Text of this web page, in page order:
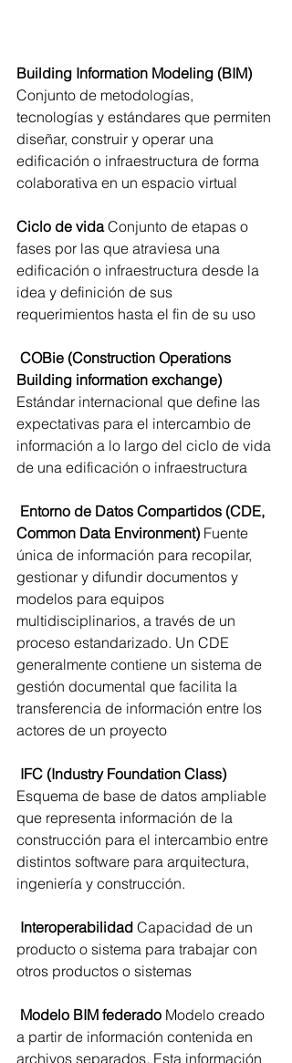
Building Information Modeling (BIM)
Conjunto de metodologías,
tecnologías y estándares que permiten
diseñar, construir y operar una
edificación o infraestructura de forma
colaborativa en un espacio virtual
Ciclo de vida Conjunto de etapas o
fases por las que atraviesa una
edificación o infraestructura desde la
idea y definición de sus
requerimientos hasta el fin de su uso
Building information exchange)
Estándar internacional que define las
expectativas para el intercambio de
información a lo largo del ciclo de vida
de una edificación o infraestructura
Common Data Environment) Fuente
única de información para recopilar,
gestionar y difundir documentos y
modelos para equipos
multidisciplinarios, a través de un
proceso estandarizado. Un CDE
generalmente contiene un sistema de
gestión documental que facilita la
transferencia de información entre los
actores de un proyecto
IFC (Industry Foundation Class)
Esquema de base de datos ampliable
que representa información de la
construcción para el intercambio entre
distintos software para arquitectura,
ingeniería y construcción.
Interoperabilidad Capacidad de un
producto o sistema para trabajar con
otros productos o sistemas
Modelo BIM federado Modelo creado
a partir de información contenida en
archivos separados. Esta información